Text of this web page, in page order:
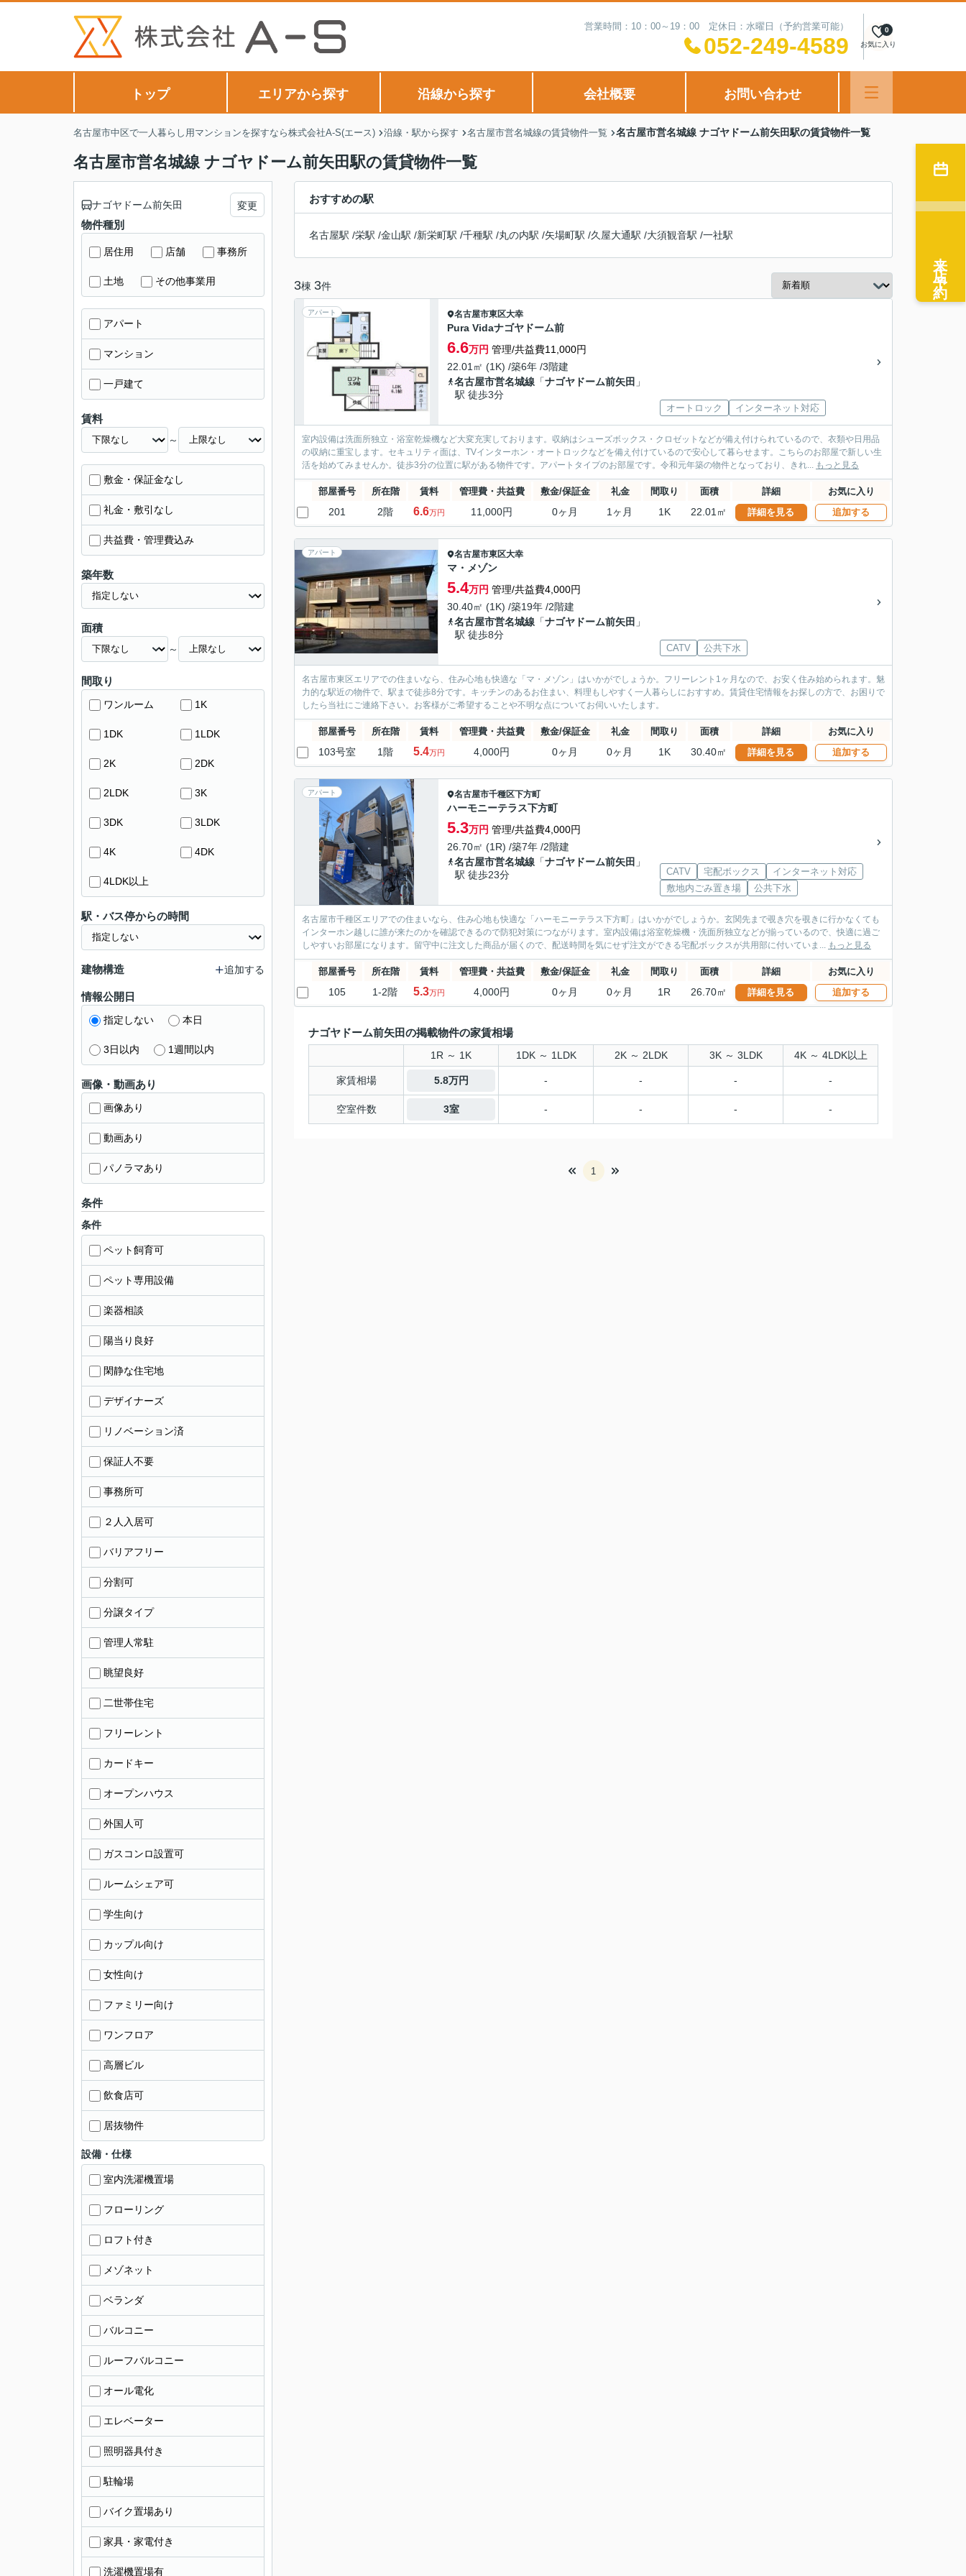
営業時間：10：00～19：00 定休日：水曜日（予約営業可能）
052-249-4589 お気に入り
0
トップ エリアから探す 沿線から探す 会社概要 お問い合わせ
名古屋市中区で一人暮らし用マンションを探すなら株式会社A-S(エース) 沿線・駅から探す 名古屋市営名城線の賃貸物件一覧 名古屋市営名城線 ナゴヤドーム前矢田駅の賃貸物件一覧
名古屋市営名城線 ナゴヤドーム前矢田駅の賃貸物件一覧
おすすめの駅
名古屋駅 /栄駅 /金山駅 /新栄町駅 /千種駅 /丸の内駅 /矢場町駅 /久屋大通駅 /大須観音駅 /一社駅
3棟 3件
アパート 名古屋市東区大幸
Pura Vidaナゴヤドーム前
6.6万円 管理/共益費11,000円
22.01㎡ (1K) /築6年 /3階建
名古屋市営名城線 「ナゴヤドーム前矢田 」
駅 徒歩3分
オートロック インターネット対応
室内設備は洗面所独立・浴室乾燥機など大変充実しております。収納はシューズボックス・クロゼットなどが備え付けられているので、衣類や日用品
の収納に重宝します。セキュリティ面は、TVインターホン・オートロックなどを備え付けているので安心して暮らせます。こちらのお部屋で新しい生
活を始めてみませんか。徒歩3分の位置に駅がある物件です。アパートタイプのお部屋です。令和元年築の物件となっており、きれ... もっと見る
部屋番号 所在階 賃料 管理費・共益費 敷金/保証金 礼金 間取り 面積 詳細 お気に入り
201 2階 6.6万円 11,000円 0ヶ月 1ヶ月 1K 22.01㎡ 詳細を見る 追加する
アパート 名古屋市東区大幸
マ・メゾン
5.4万円 管理/共益費4,000円
30.40㎡ (1K) /築19年 /2階建
名古屋市営名城線 「ナゴヤドーム前矢田 」
駅 徒歩8分
CATV 公共下水
名古屋市東区エリアでの住まいなら、住み心地も快適な「マ・メゾン」はいかがでしょうか。フリーレント1ヶ月なので、お安く住み始められます。魅
力的な駅近の物件で、駅まで徒歩8分です。キッチンのあるお住まい、料理もしやすく一人暮らしにおすすめ。賃貸住宅情報をお探しの方で、お困りで
したら当社にご連絡下さい。お客様がご希望することや不明な点についてお伺いいたします。
部屋番号 所在階 賃料 管理費・共益費 敷金/保証金 礼金 間取り 面積 詳細 お気に入り
103号室 1階 5.4万円 4,000円 0ヶ月 0ヶ月 1K 30.40㎡ 詳細を見る 追加する
アパート 名古屋市千種区下方町
ハーモニーテラス下方町
5.3万円 管理/共益費4,000円
26.70㎡ (1R) /築7年 /2階建
名古屋市営名城線 「ナゴヤドーム前矢田 」
駅 徒歩23分
CATV 宅配ボックス
インターネット対応
敷地内ごみ置き場
公共下水
名古屋市千種区エリアでの住まいなら、住み心地も快適な「ハーモニーテラス下方町」はいかがでしょうか。玄関先まで覗き穴を覗きに行かなくても
インターホン越しに誰が来たのかを確認できるので防犯対策につながります。室内設備は浴室乾燥機・洗面所独立などが揃っているので、快適に過ご
しやすいお部屋になります。留守中に注文した商品が届くので、配送時間を気にせず注文ができる宅配ボックスが共用部に付いていま... もっと見る
部屋番号 所在階 賃料 管理費・共益費 敷金/保証金 礼金 間取り 面積 詳細 お気に入り
105 1-2階 5.3万円 4,000円 0ヶ月 0ヶ月 1R 26.70㎡ 詳細を見る 追加する
ナゴヤドーム前矢田の掲載物件の家賃相場
1R ～ 1K 1DK ～ 1LDK 2K ～ 2LDK 3K ～ 3LDK 4K ～ 4LDK以上
家賃相場 5.8万円 - - - -
空室件数 3室 - - - -
1
ナゴヤドーム前矢田 変更
物件種別
居住用 店舗 事務所
土地 その他事業用
アパート
マンション
一戸建て
賃料
～
敷金・保証金なし
礼金・敷引なし
共益費・管理費込み
築年数
面積
～
間取り
ワンルーム 1K
1DK 1LDK
2K 2DK
2LDK 3K
3DK 3LDK
4K 4DK
4LDK以上
駅・バス停からの時間
建物構造 追加する
情報公開日
指定しない 本日
3日以内 1週間以内
画像・動画あり
画像あり
動画あり
パノラマあり
条件
条件
ペット飼育可
ペット専用設備
楽器相談
陽当り良好
閑静な住宅地
デザイナーズ
リノベーション済
保証人不要
事務所可
２人入居可
バリアフリー
分割可
分譲タイプ
管理人常駐
眺望良好
二世帯住宅
フリーレント
カードキー
オープンハウス
外国人可
ガスコンロ設置可
ルームシェア可
学生向け
カップル向け
女性向け
ファミリー向け
ワンフロア
高層ビル
飲食店可
居抜物件
設備・仕様
室内洗濯機置場
フローリング
ロフト付き
メゾネット
ベランダ
バルコニー
ルーフバルコニー
オール電化
エレベーター
照明器具付き
駐輪場
バイク置場あり
家具・家電付き
洗濯機置場有
来店予約